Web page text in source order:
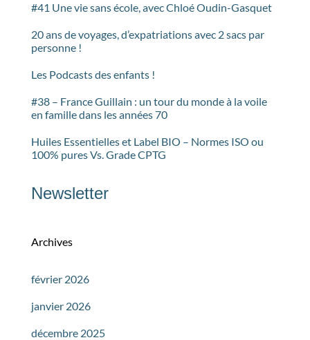
#41 Une vie sans école, avec Chloé Oudin-Gasquet
20 ans de voyages, d’expatriations avec 2 sacs par
personne !
Les Podcasts des enfants !
#38 – France Guillain : un tour du monde à la voile
en famille dans les années 70
Huiles Essentielles et Label BIO – Normes ISO ou
100% pures Vs. Grade CPTG
Newsletter
Archives
février 2026
janvier 2026
décembre 2025